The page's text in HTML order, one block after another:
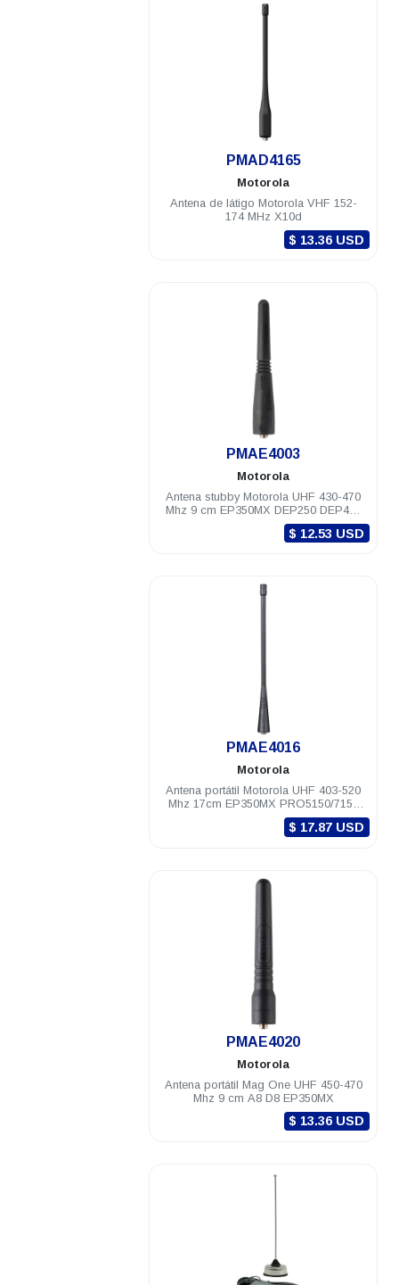
PMAD4165
Motorola
Antena de látigo Motorola VHF 152-
174 MHz X10d
$ 13.36 USD
PMAE4003
Motorola
Antena stubby Motorola UHF 430-470
Mhz 9 cm EP350MX DEP250 DEP450
PRO5150/7150 PRO Elite
$ 12.53 USD
PMAE4016
Motorola
Antena portátil Motorola UHF 403-520
Mhz 17cm EP350MX PRO5150/7150
DEP250 DEP450
$ 17.87 USD
PMAE4020
Motorola
Antena portátil Mag One UHF 450-470
Mhz 9 cm A8 D8 EP350MX
$ 13.36 USD